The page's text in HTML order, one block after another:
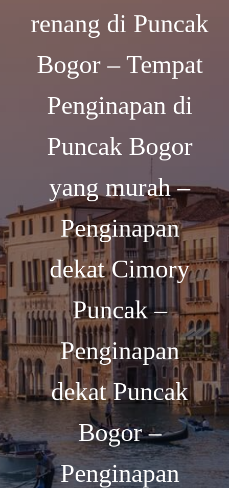
renang di Puncak
Bogor – Tempat
Penginapan di
Puncak Bogor
yang murah –
Penginapan
dekat Cimory
Puncak –
Penginapan
dekat Puncak
Bogor –
Penginapan